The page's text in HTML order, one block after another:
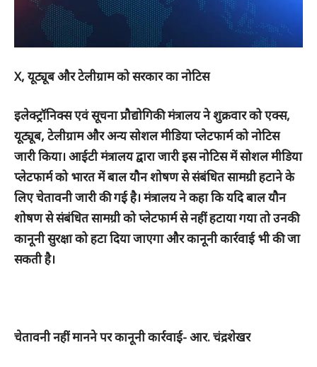
X, यूट्यूब और टेलीग्राम को सरकार का नोटिस
इलेक्ट्रॉनिक्स एवं सूचना प्रौद्योगिकी मंत्रालय ने शुक्रवार को एक्स,
यूट्यूब, टेलीग्राम और अन्य सोशल मीडिया प्लेटफार्म को नोटिस
जारी किया। आईटी मंत्रालय द्वारा जारी इस नोटिस में सोशल मीडिया
प्लेटफार्म को भारत में बाल यौन शोषण से संबंधित सामग्री हटाने के
लिए चेतावनी जारी की गई है। मंत्रालय ने कहा कि यदि बाल यौन
शोषण से संबंधित सामग्री को प्लेटफार्म से नहीं हटाया गया तो उनकी
कानूनी सुरक्षा को हटा दिया जाएगा और कानूनी कार्रवाई भी की जा
सकती है।
चेतावनी नहीं मानने पर कानूनी कार्रवाई- आर. चंद्रशेखर